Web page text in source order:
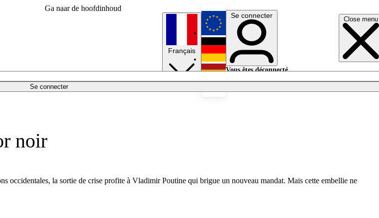
Ga naar de hoofdinhoud
Close menu
Se connecter
Français
English
Deutsch
Se connecter
Vous êtes déconnecté.
noir
occidentales, la sortie de crise profite à Vladimir Poutine qui brigue un nouveau mandat. Mais cette embellie ne